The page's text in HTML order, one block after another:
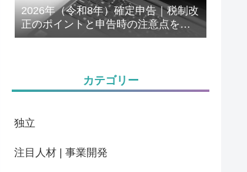
2026年（令和8年）確定申告｜税制改
正のポイントと申告時の注意点をわ
かりやすく解説
カテゴリー
独立
注目人材 | 事業開発